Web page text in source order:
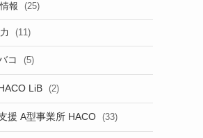
報 (25)
(11)
コ (5)
LiB (2)
援 A型事業所 HACO (33)